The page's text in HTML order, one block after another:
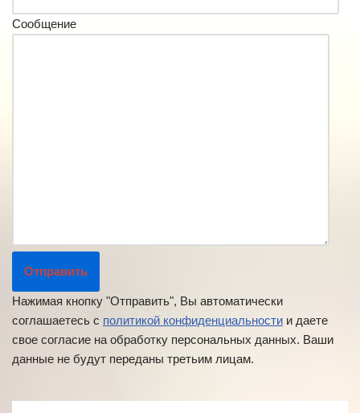
Сообщение
Нажимая кнопку "Отправить", Вы автоматически
соглашаетесь с политикой конфиденциальности и даете
свое согласие на обработку персональных данных. Ваши
данные не будут переданы третьим лицам.